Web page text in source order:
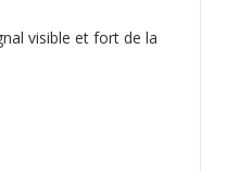
visible et fort de la